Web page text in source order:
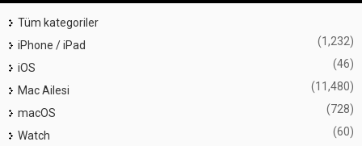
Tüm kategoriler
iPhone / iPad
(1,232)
iOS (46)
Mac Ailesi (11,480)
macOS (728)
Watch (60)